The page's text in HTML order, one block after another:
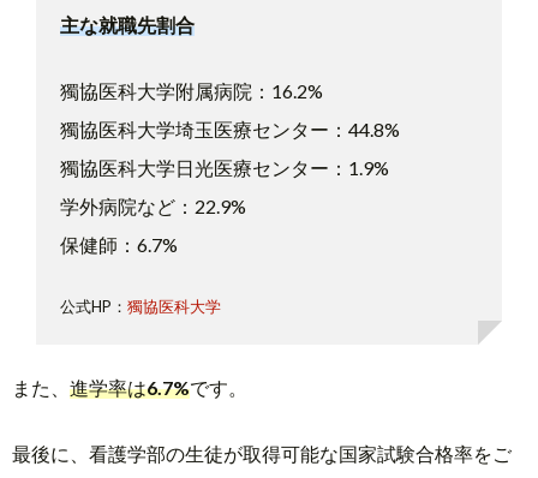
主な就職先割合
獨協医科大学附属病院：16.2%
獨協医科大学埼玉医療センター：44.8%
獨協医科大学日光医療センター：1.9%
学外病院など：22.9%
保健師：6.7%
公式HP： 獨協医科大学
また、 進学率は6.7%です。
最後に、看護学部の生徒が取得可能な国家試験合格率をご